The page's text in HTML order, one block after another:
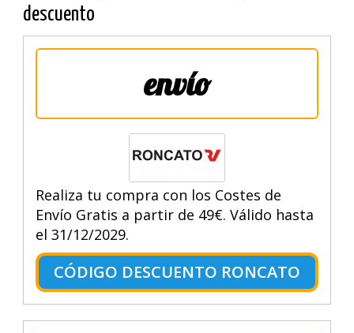
descuento
envío
Realiza tu compra con los Costes de
Envío Gratis a partir de 49€. Válido hasta
el 31/12/2029.
CÓDIGO DESCUENTO RONCATO